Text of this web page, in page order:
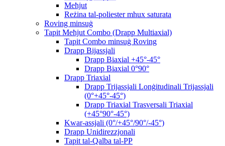
Meħjut
Reżina tal-poliester mhux saturata
Roving minsuġ
Tapit Meħjut Combo (Drapp Multiaxial)
Tapit Combo minsuġ Roving
Drapp Bijassjali
Drapp Biaxial +45°-45°
Drapp Biaxial 0°90°
Drapp Triaxial
Drapp Trijassjali Lonġitudinali Trijassjali
(0°+45°-45°)
Drapp Triaxial Trasversali Triaxial
(+45°90°-45°)
Kwar-assjali (0°/+45°/90°/-45°)
Drapp Unidirezzjonali
Tapit tal-Qalba tal-PP